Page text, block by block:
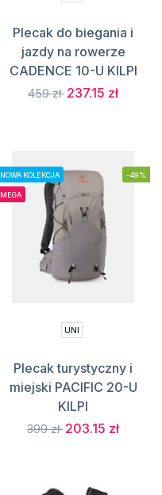
Plecak do biegania i
jazdy na rowerze
CADENCE 10-U KILPI
459 zł 237.15 zł
NOWA KOLEKCJA
MEGA
-49%
UNI
Plecak turystyczny i
miejski PACIFIC 20-U
KILPI
399 zł 203.15 zł